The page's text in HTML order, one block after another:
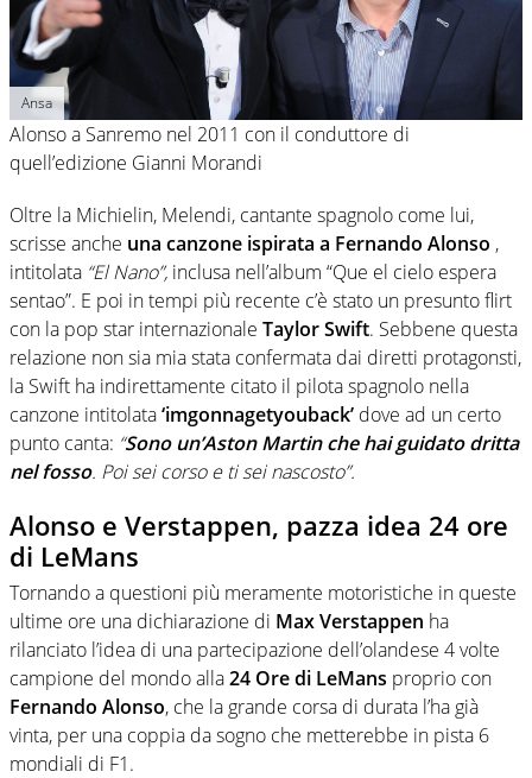
Ansa
Alonso a Sanremo nel 2011 con il conduttore di
quell’edizione Gianni Morandi
Oltre la Michielin, Melendi, cantante spagnolo come lui,
scrisse anche una canzone ispirata a Fernando Alonso ,
intitolata “El Nano”, inclusa nell’album “Que el cielo espera
sentao”. E poi in tempi più recente c’è stato un presunto flirt
con la pop star internazionale Taylor Swift. Sebbene questa
relazione non sia mia stata confermata dai diretti protagonsti,
la Swift ha indirettamente citato il pilota spagnolo nella
canzone intitolata‘imgonnagetyouback’ dove ad un certo
punto canta: “Sono un’Aston Martin che hai guidato dritta
nel fosso. Poi sei corso e ti sei nascosto”.
Alonso e Verstappen, pazza idea 24 ore
di LeMans
Tornando a questioni più meramente motoristiche in queste
ultime ore una dichiarazione di Max Verstappen ha
rilanciato l’idea di una partecipazione dell’olandese 4 volte
campione del mondo alla24 Ore di LeMans proprio con
Fernando Alonso, che la grande corsa di durata l’ha già
vinta, per una coppia da sogno che metterebbe in pista 6
mondiali di F1.